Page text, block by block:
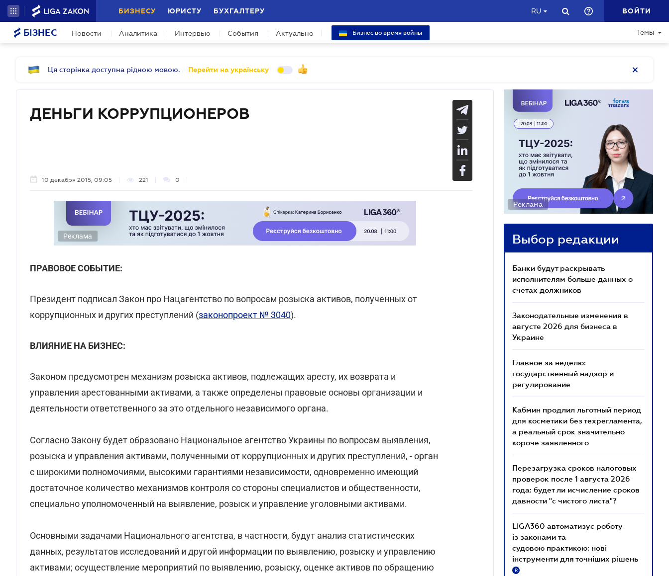
БИЗНЕСУ ЮРИСТУ БУХГАЛТЕРУ RU ВОЙТИ
БІЗНЕС Новости Аналитика Интервью События Актуально Бизнес во время войны Темы
Ця сторінка доступна рідною мовою. Перейти на українську
ДЕНЬГИ КОРРУПЦИОНЕРОВ
10 декабря 2015, 09:05 221 0
Реклама
ПРАВОВОЕ СОБЫТИЕ:
Президент подписал Закон про Нацагентство по вопросам розыска активов, полученных от
коррупционных и других преступлений (законопроект № 3040).
ВЛИЯНИЕ НА БИЗНЕС:
Законом предусмотрен механизм розыска активов, подлежащих аресту, их возврата и
управления арестованными активами, а также определены правовые основы организации и
деятельности ответственного за это отдельного независимого органа.
Согласно Закону будет образовано Национальное агентство Украины по вопросам выявления,
розыска и управления активами, полученными от коррупционных и других преступлений, - орган
с широкими полномочиями, высокими гарантиями независимости, одновременно имеющий
достаточное количество механизмов контроля со стороны специалистов и общественности,
специально уполномоченный на выявление, розыск и управление уголовными активами.
Основными задачами Национального агентства, в частности, будут анализ статистических
данных, результатов исследований и другой информации по выявлению, розыску и управлению
активами; осуществление мероприятий по выявлению, розыску, оценке активов по обращению
Реклама
Выбор редакции
Банки будут раскрывать
исполнителям больше данных о
счетах должников
Законодательные изменения в
августе 2026 для бизнеса в
Украине
Главное за неделю:
государственный надзор и
регулирование
Кабмин продлил льготный период
для косметики без техрегламента,
а реальный срок значительно
короче заявленного
Перезагрузка сроков налоговых
проверок после 1 августа 2026
года: будет ли исчисление сроков
давности "с чистого листа"?
LIGA360 автоматизує роботу
із законами та
судовою практикою: нові
інструменти для точніших рішень
R